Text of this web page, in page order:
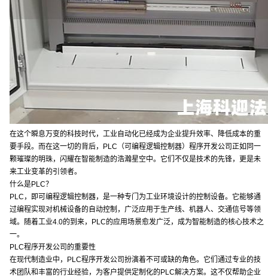
在这个瞬息万变的科技时代，工业自动化已经成为企业提升效率、降低成本的重
要手段。而在这一切的背后，PLC（可编程逻辑控制器）程序开发公司正如同一
颗璀璨的明珠，闪耀在智能制造的浩瀚星空中。它们不仅是技术的先锋，更是未
来工业变革的引领者。
什么是PLC？
PLC，即可编程逻辑控制器，是一种专门为工业环境设计的控制设备。它能够通
过编程实现对机械设备的自动控制，广泛应用于生产线、机器人、交通信号等领
域。随着工业4.0的到来，PLC的应用场景愈发广泛，成为智能制造的核心技术之
一。
PLC程序开发公司的重要性
在现代制造业中，PLC程序开发公司扮演着不可或缺的角色。它们通过专业的技
术团队和丰富的行业经验，为客户提供定制化的PLC解决方案。这不仅帮助企业